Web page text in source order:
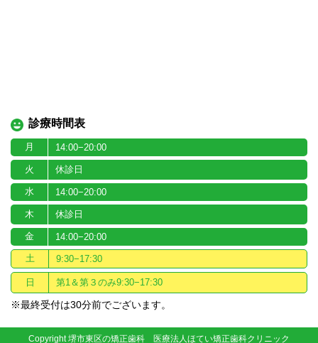
診療時間表
月 14:00−20:00
火 休診日
水 14:00−20:00
木 休診日
金 14:00−20:00
土 9:30−17:30
日 第1＆第３のみ9:30−17:30
※最終受付は30分前でございます。
Copyright 堺市東区の矯正歯科 医療法人ほてい矯正歯科クリニック